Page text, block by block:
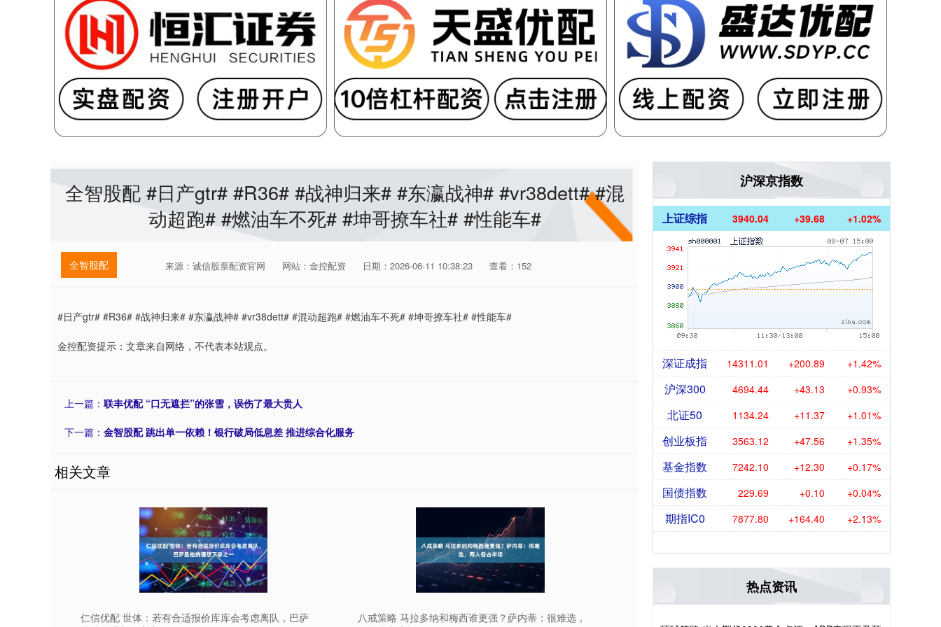
全智股配 #日产gtr# #R36# #战神归来# #东瀛战神# #vr38dett# #混
动超跑# #燃油车不死# #坤哥撩车社# #性能车#
全智股配 来源：诚信股票配资官网 网站：金控配资 日期：2026-06-11 10:38:23 查看：152
#日产gtr# #R36# #战神归来# #东瀛战神# #vr38dett# #混动超跑# #燃油车不死# #坤哥撩车社# #性能车#
金控配资提示：文章来自网络，不代表本站观点。
上一篇： 联丰优配 “口无遮拦”的张雪，误伤了最大贵人
下一篇： 金智股配 跳出单一依赖！银行破局低息差 推进综合化服务
相关文章
仁信优配 世体：若有合适报价库库会考虑离队，巴萨
八戒策略 马拉多纳和梅西谁更强？萨内蒂：很难选，
沪深京指数
上证综指 3940.04 +39.68 +1.02%
深证成指 14311.01 +200.89 +1.42%
沪深300 4694.44 +43.13 +0.93%
北证50 1134.24 +11.37 +1.01%
创业板指 3563.12 +47.56 +1.35%
基金指数 7242.10 +12.30 +0.17%
国债指数 229.69 +0.10 +0.04%
期指IC0 7877.80 +164.40 +2.13%
热点资讯